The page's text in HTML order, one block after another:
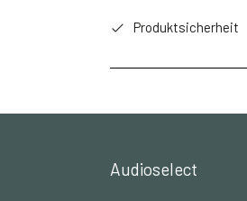
Produktsicherheit
Audioselect